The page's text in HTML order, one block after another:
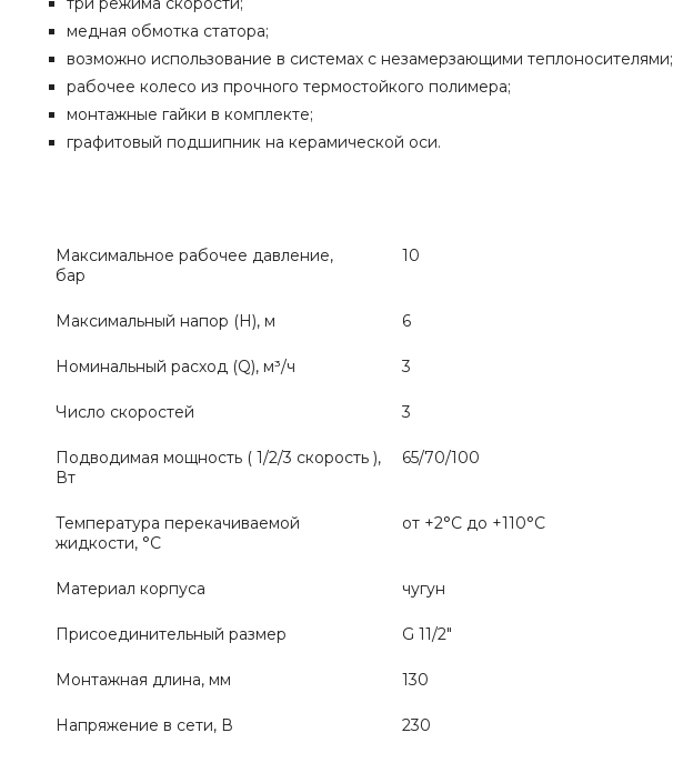
медная обмотка статора;
возможно использование в системах с незамерзающими теплоносителями;
рабочее колесо из прочного термостойкого полимера;
монтажные гайки в комплекте;
графитовый подшипник на керамической оси.
Максимальное рабочее давление,
бар
10
Максимальный напор (H), м 6
Номинальный расход (Q), м³/ч 3
Число скоростей 3
Подводимая мощность ( 1/2/3 скорость ),
Вт
65/70/100
Температура перекачиваемой
жидкости, °С
от +2°С до +110°С
Материал корпуса чугун
Присоединительный размер G 11/2"
Монтажная длина, мм 130
Напряжение в сети, В 230